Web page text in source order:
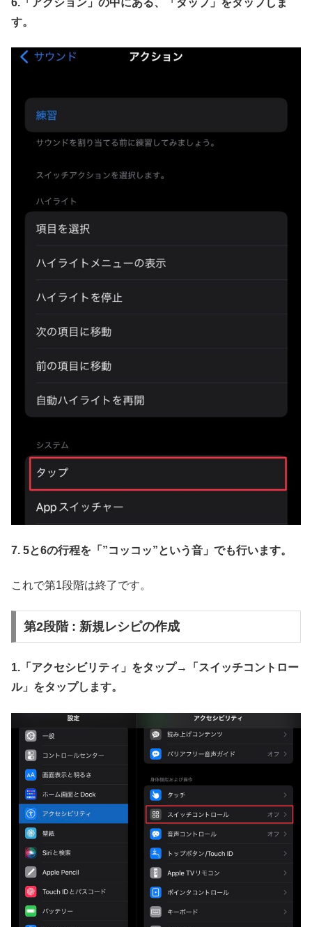
6.「アクション」の中にある、「タップ」をタップしま
す。
7. 5と6の行程を「”コッコッ”という音」でも行います。
これで第1段階は終了です。
第2段階 : 新規レシピの作成
1.「アクセシビリティ」をタップ→
「スイッチコントロー
ル」をタップします。